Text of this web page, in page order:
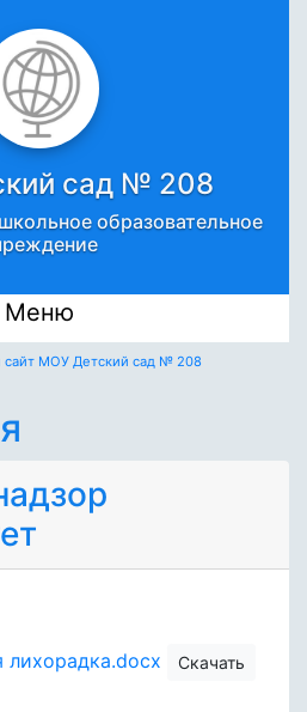
сад № 208
образовательное
Меню
МОУ Детский сад № 208
лихорадка.docx Скачать